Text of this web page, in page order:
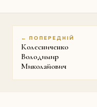
← ПОПЕРЕДНІЙ
Колесниченко
Володимир
Миколайович